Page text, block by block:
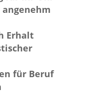
Erhalt
für Beruf